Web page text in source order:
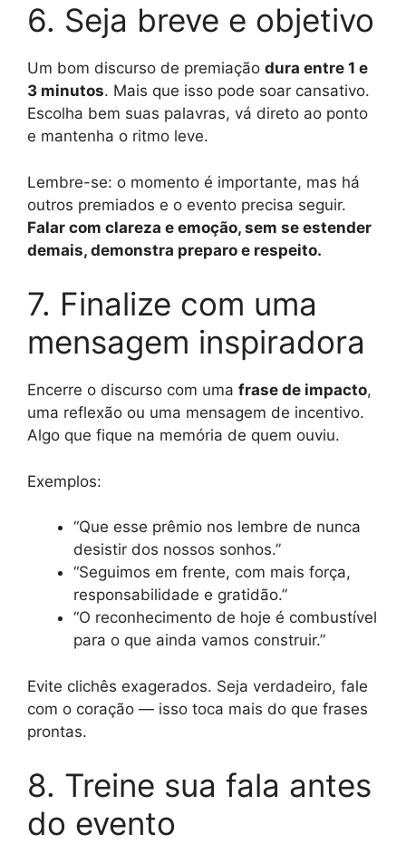
6. Seja breve e objetivo
Um bom discurso de premiação dura entre 1 e
3 minutos. Mais que isso pode soar cansativo.
Escolha bem suas palavras, vá direto ao ponto
e mantenha o ritmo leve.
Lembre-se: o momento é importante, mas há
outros premiados e o evento precisa seguir.
Falar com clareza e emoção, sem se estender
demais, demonstra preparo e respeito.
7. Finalize com uma
mensagem inspiradora
Encerre o discurso com uma frase de impacto,
uma reflexão ou uma mensagem de incentivo.
Algo que fique na memória de quem ouviu.
Exemplos:
“Que esse prêmio nos lembre de nunca
desistir dos nossos sonhos.”
“Seguimos em frente, com mais força,
responsabilidade e gratidão.”
“O reconhecimento de hoje é combustível
para o que ainda vamos construir.”
Evite clichês exagerados. Seja verdadeiro, fale
com o coração — isso toca mais do que frases
prontas.
8. Treine sua fala antes
do evento